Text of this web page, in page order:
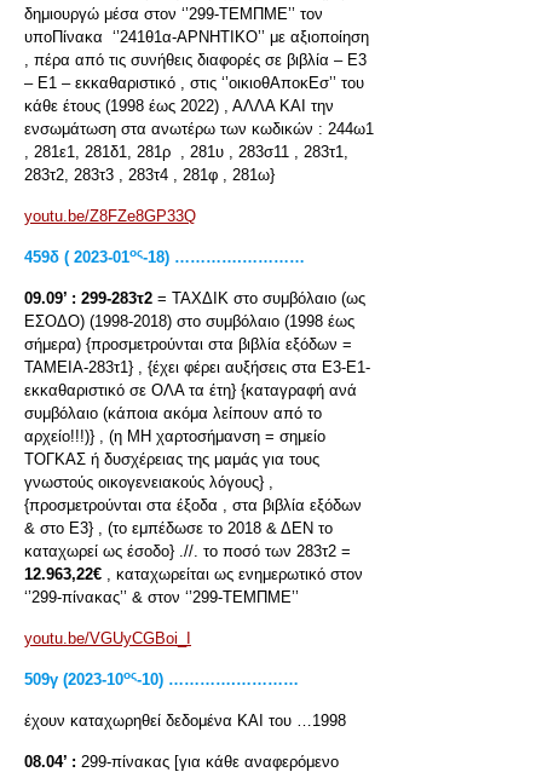
δημιουργώ μέσα στον ‘’299-ΤΕΜΠΜΕ’’ τον
υποΠίνακα ‘’241θ1α-ΑΡΝΗΤΙΚΟ’’ με αξιοποίηση
, πέρα από τις συνήθεις διαφορές σε βιβλία – Ε3
– Ε1 – εκκαθαριστικό , στις ‘’οικιοθΑποκΕσ’’ του
κάθε έτους (1998 έως 2022) , ΑΛΛΑ ΚΑΙ την
ενσωμάτωση στα ανωτέρω των κωδικών : 244ω1
, 281ε1, 281δ1, 281ρ , 281υ , 283σ11 , 283τ1,
283τ2, 283τ3 , 283τ4 , 281φ , 281ω}
youtu.be/Z8FZe8GP33Q
459δ ( 2023-01ος-18) ………….…………
09.09’ : 299-283τ2 = ΤΑΧΔΙΚ στο συμβόλαιο (ως
ΕΣΟΔΟ) (1998-2018) στο συμβόλαιο (1998 έως
σήμερα) {προσμετρούνται στα βιβλία εξόδων =
ΤΑΜΕΙΑ-283τ1} , {έχει φέρει αυξήσεις στα Ε3-Ε1-
εκκαθαριστικό σε ΟΛΑ τα έτη} {καταγραφή ανά
συμβόλαιο (κάποια ακόμα λείπουν από το
αρχείο!!!)} , (η ΜΗ χαρτοσήμανση = σημείο
ΤΟΓΚΑΣ ή δυσχέρειας της μαμάς για τους
γνωστούς οικογενειακούς λόγους} ,
{προσμετρούνται στα έξοδα , στα βιβλία εξόδων
& στο Ε3} , (το εμπέδωσε το 2018 & ΔΕΝ το
καταχωρεί ως έσοδο} .//. το ποσό των 283τ2 =
12.963,22€ , καταχωρείται ως ενημερωτικό στον
‘’299-πίνακας’’ & στον ‘’299-ΤΕΜΠΜΕ’’
youtu.be/VGUyCGBoi_I
509γ (2023-10ος-10) ………….…………
έχουν καταχωρηθεί δεδομένα ΚΑΙ του …1998
08.04’ : 299-πίνακας [για κάθε αναφερόμενο